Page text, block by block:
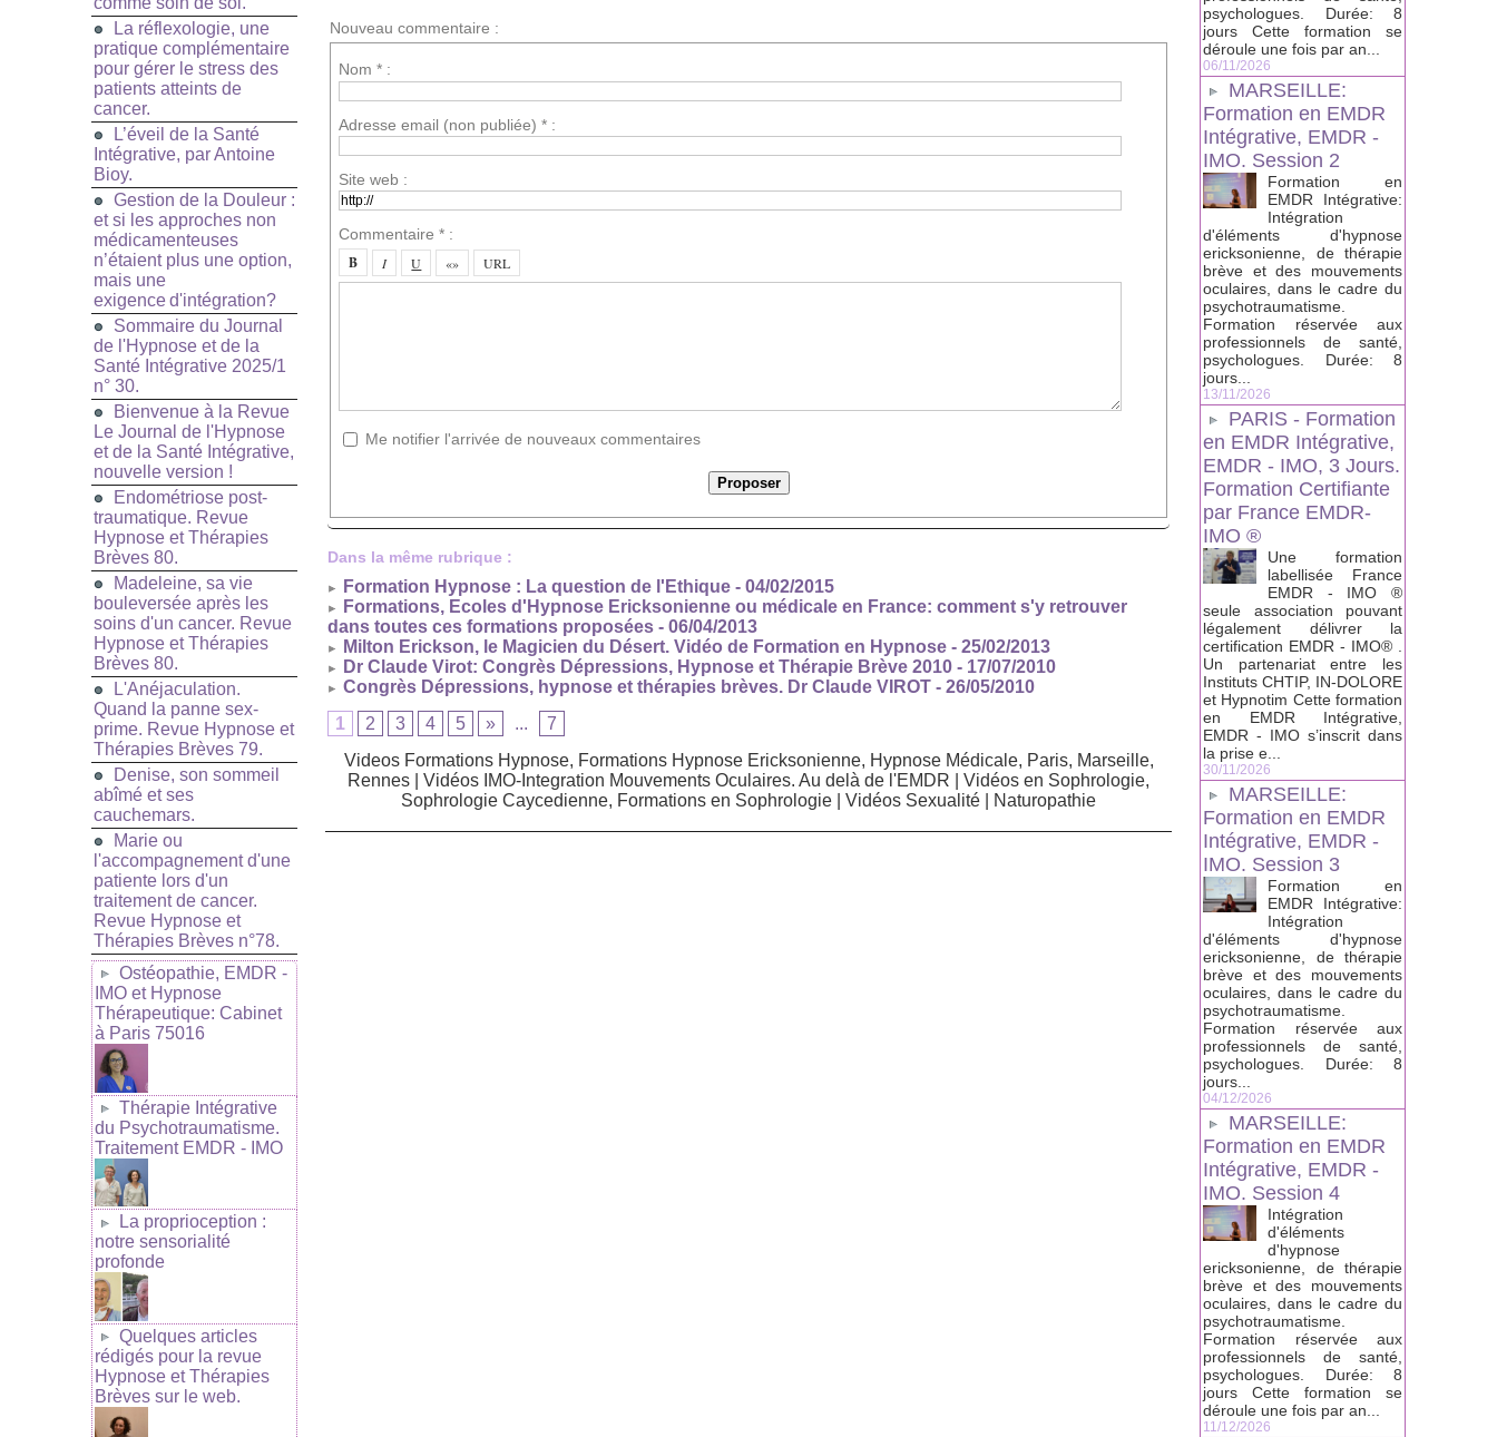
La réflexologie, une
pratique complémentaire
pour gérer le stress des
patients atteints de
cancer.
L’éveil de la Santé
Intégrative, par Antoine
Bioy.
Gestion de la Douleur :
et si les approches non
médicamenteuses
n’étaient plus une option,
mais une
exigence d'intégration?
Sommaire du Journal
de l'Hypnose et de la
Santé Intégrative 2025/1
n° 30.
Bienvenue à la Revue
Le Journal de l'Hypnose
et de la Santé Intégrative,
nouvelle version !
Endométriose post-
traumatique. Revue
Hypnose et Thérapies
Brèves 80.
Madeleine, sa vie
bouleversée après les
soins d'un cancer. Revue
Hypnose et Thérapies
Brèves 80.
L'Anéjaculation.
Quand la panne sex-
prime. Revue Hypnose et
Thérapies Brèves 79.
Denise, son sommeil
abîmé et ses
cauchemars.
Marie ou
l'accompagnement d'une
patiente lors d'un
traitement de cancer.
Revue Hypnose et
Thérapies Brèves n°78.
Ostéopathie, EMDR -
IMO et Hypnose
Thérapeutique: Cabinet
à Paris 75016
Thérapie Intégrative
du Psychotraumatisme.
Traitement EMDR - IMO
La proprioception :
notre sensorialité
profonde
Quelques articles
rédigés pour la revue
Hypnose et Thérapies
Brèves sur le web.
Nouveau commentaire :
Nom * :
Adresse email (non publiée) * :
Site web :
Commentaire * :
Me notifier l'arrivée de nouveaux commentaires
Dans la même rubrique :
Formation Hypnose : La question de l'Ethique - 04/02/2015
Formations, Ecoles d'Hypnose Ericksonienne ou médicale en France: comment s'y retrouver
dans toutes ces formations proposées - 06/04/2013
Milton Erickson, le Magicien du Désert. Vidéo de Formation en Hypnose - 25/02/2013
Dr Claude Virot: Congrès Dépressions, Hypnose et Thérapie Brève 2010 - 17/07/2010
Congrès Dépressions, hypnose et thérapies brèves. Dr Claude VIROT - 26/05/2010
1
2 3 4 5 » ...
7
Videos Formations Hypnose, Formations Hypnose Ericksonienne, Hypnose Médicale, Paris, Marseille,
Rennes
Vidéos IMO-Integration Mouvements Oculaires. Au delà de l'EMDR
Vidéos en Sophrologie,
Sophrologie Caycedienne, Formations en Sophrologie
Vidéos Sexualité Naturopathie
psychologues. Durée: 8
jours Cette formation se
déroule une fois par an...
06/11/2026
MARSEILLE:
Formation en EMDR
Intégrative, EMDR -
IMO. Session 2
Formation en
EMDR Intégrative:
Intégration
d'éléments d'hypnose
ericksonienne, de thérapie
brève et des mouvements
oculaires, dans le cadre du
psychotraumatisme.
Formation réservée aux
professionnels de santé,
psychologues. Durée: 8
jours...
13/11/2026
PARIS - Formation
en EMDR Intégrative,
EMDR - IMO, 3 Jours.
Formation Certifiante
par France EMDR-
IMO ®
Une formation
labellisée France
EMDR - IMO ®
seule association pouvant
légalement délivrer la
certification EMDR - IMO® .
Un partenariat entre les
Instituts CHTIP, IN-DOLORE
et Hypnotim Cette formation
en EMDR Intégrative,
EMDR - IMO s’inscrit dans
la prise e...
30/11/2026
MARSEILLE:
Formation en EMDR
Intégrative, EMDR -
IMO. Session 3
Formation en
EMDR Intégrative:
Intégration
d'éléments d'hypnose
ericksonienne, de thérapie
brève et des mouvements
oculaires, dans le cadre du
psychotraumatisme.
Formation réservée aux
professionnels de santé,
psychologues. Durée: 8
jours...
04/12/2026
MARSEILLE:
Formation en EMDR
Intégrative, EMDR -
IMO. Session 4
Intégration
d'éléments
d'hypnose
ericksonienne, de thérapie
brève et des mouvements
oculaires, dans le cadre du
psychotraumatisme.
Formation réservée aux
professionnels de santé,
psychologues. Durée: 8
jours Cette formation se
déroule une fois par an...
11/12/2026